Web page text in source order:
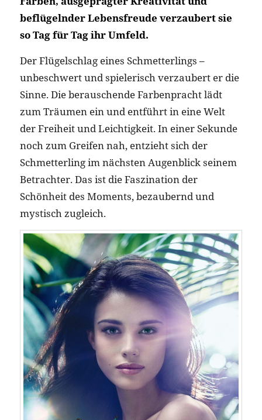
beflügelnder Lebensfreude verzaubert sie
so Tag für Tag ihr Umfeld.
Der Flügelschlag eines Schmetterlings –
unbeschwert und spielerisch verzaubert er die
Sinne. Die berauschende Farbenpracht lädt
zum Träumen ein und entführt in eine Welt
der Freiheit und Leichtigkeit. In einer Sekunde
noch zum Greifen nah, entzieht sich der
Schmetterling im nächsten Augenblick seinem
Betrachter. Das ist die Faszination der
Schönheit des Moments, bezaubernd und
mystisch zugleich.